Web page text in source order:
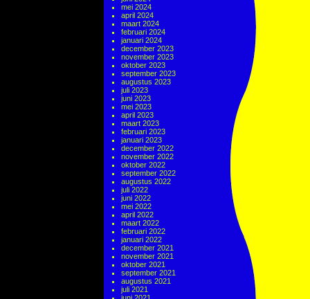
mei 2024
april 2024
maart 2024
februari 2024
januari 2024
december 2023
november 2023
oktober 2023
september 2023
augustus 2023
juli 2023
juni 2023
mei 2023
april 2023
maart 2023
februari 2023
januari 2023
december 2022
november 2022
oktober 2022
september 2022
augustus 2022
juli 2022
juni 2022
mei 2022
april 2022
maart 2022
februari 2022
januari 2022
december 2021
november 2021
oktober 2021
september 2021
augustus 2021
juli 2021